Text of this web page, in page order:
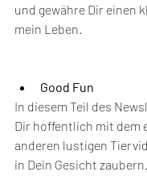
und gewähre Dir einen
mein Leben.
Good Fun
In diesem Teil des
Dir hoffentlich mit dem
anderen lustigen
in Dein Gesicht zaubern.